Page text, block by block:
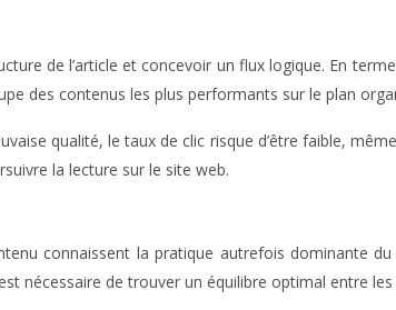
de l’article et concevoir un flux logique. En
des contenus les plus performants sur le plan
qualité, le taux de clic risque d’être faible,
la lecture sur le site web.
connaissent la pratique autrefois dominante
nécessaire de trouver un équilibre optimal entre